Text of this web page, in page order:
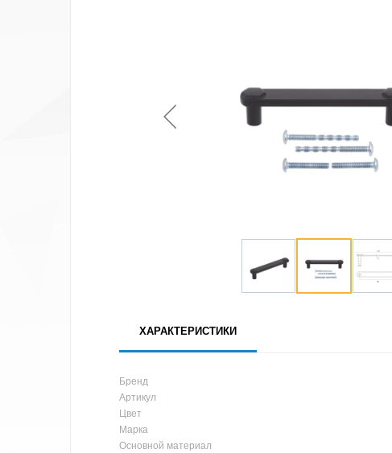
ХАРАКТЕРИСТИКИ
Бренд
Артикул
Цвет
Марка
Основной материал